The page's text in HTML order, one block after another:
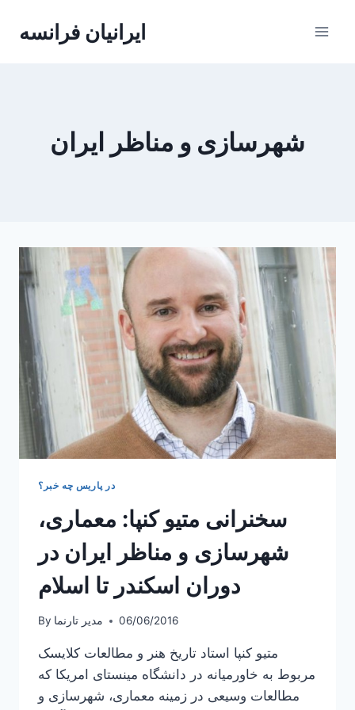
ایرانیان فرانسه
شهرسازی و مناظر ایران
در پاریس چه خبر؟
سخنرانی متیو کنپا: معماری،
شهرسازی و مناظر ایران در
دوران اسکندر تا اسلام
By مدیر تارنما 06/06/2016
متیو کنپا استاد تاریخ هنر و مطالعات کلایسک
مربوط به خاورمیانه در دانشگاه مینستای امریکا که
مطالعات وسیعی در زمینه معماری، شهرسازی و